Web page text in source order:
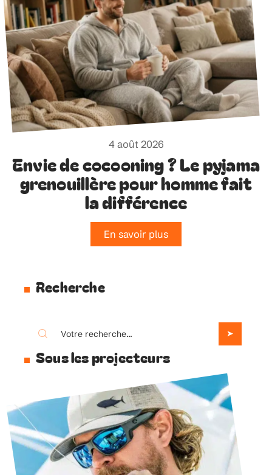
4 août 2026
Envie de cocooning ? Le pyjama
grenouillère pour homme fait
la différence
En savoir plus
Recherche
Sous les projecteurs